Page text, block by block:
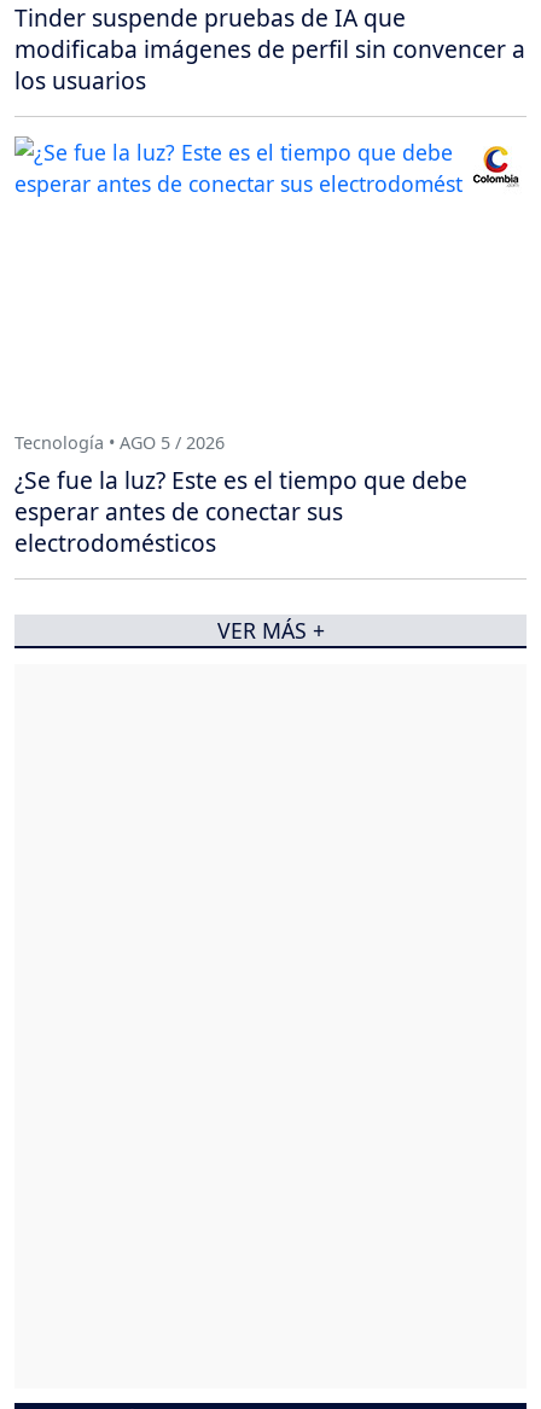
Tinder suspende pruebas de IA que
modificaba imágenes de perfil sin convencer a
los usuarios
Tecnología • AGO 5 / 2026
¿Se fue la luz? Este es el tiempo que debe
esperar antes de conectar sus
electrodomésticos
VER MÁS +